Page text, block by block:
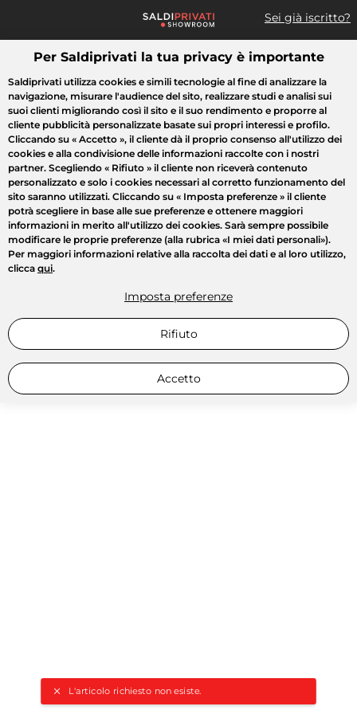
Sei già iscritto?
Cosa cerchi?
L'articolo richiesto non esiste.
Tutte le vendite Moda Casa Bellezza Elettrodomestici
Per Saldiprivati la tua privacy è importante
Saldiprivati utilizza cookies e simili tecnologie al fine di analizzare la
navigazione, misurare l'audience del sito, realizzare studi e analisi sui
suoi clienti migliorando così il sito e il suo rendimento e proporre al
cliente pubblicità personalizzate basate sui propri interessi e profilo.
Cliccando su « Accetto », il cliente dà il proprio consenso all'utilizzo dei
cookies e alla condivisione delle informazioni raccolte con i nostri
partner. Scegliendo « Rifiuto » il cliente non riceverà contenuto
personalizzato e solo i cookies necessari al corretto funzionamento del
sito saranno utilizzati. Cliccando su « Imposta preferenze » il cliente
potrà scegliere in base alle sue preferenze e ottenere maggiori
informazioni in merito all'utilizzo dei cookies. Sarà sempre possibile
modificare le proprie preferenze (alla rubrica «I miei dati personali»).
Per maggiori informazioni relative alla raccolta dei dati e al loro utilizzo,
clicca qui.
Imposta preferenze
Rifiuto
Accetto